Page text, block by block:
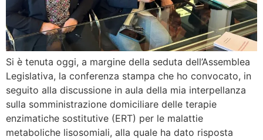
Si è tenuta oggi, a margine della seduta dell’Assemblea
Legislativa, la conferenza stampa che ho convocato, in
seguito alla discussione in aula della mia interpellanza
sulla somministrazione domiciliare delle terapie
enzimatiche sostitutive (ERT) per le malattie
metaboliche lisosomiali, alla quale ha dato risposta